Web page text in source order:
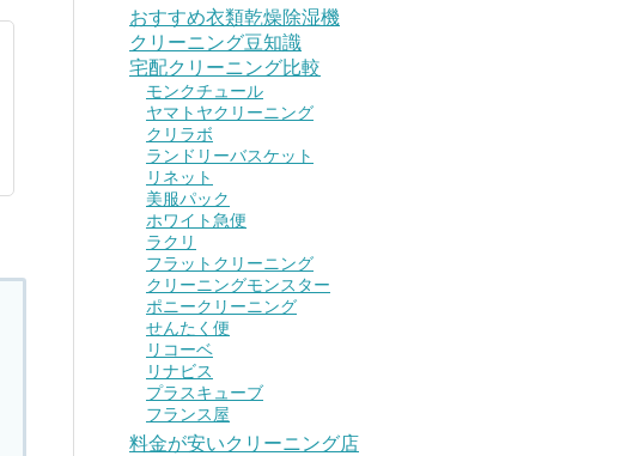
おすすめ衣類乾燥除湿機
クリーニング豆知識
宅配クリーニング比較
モンクチュール
ヤマトヤクリーニング
クリラボ
ランドリーバスケット
リネット
美服パック
ホワイト急便
ラクリ
フラットクリーニング
クリーニングモンスター
ポニークリーニング
せんたく便
リコーベ
リナビス
プラスキューブ
フランス屋
料金が安いクリーニング店